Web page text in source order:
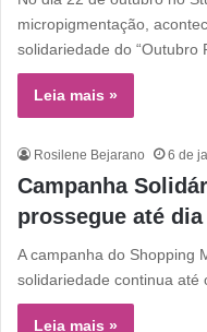
micropigmentação,
solidariedade do “Outubro
Leia mais »
Rosilene Bejarano 6 de
Campanha
prossegue até dia
A campanha do Shopping
solidariedade continua até
Leia mais »